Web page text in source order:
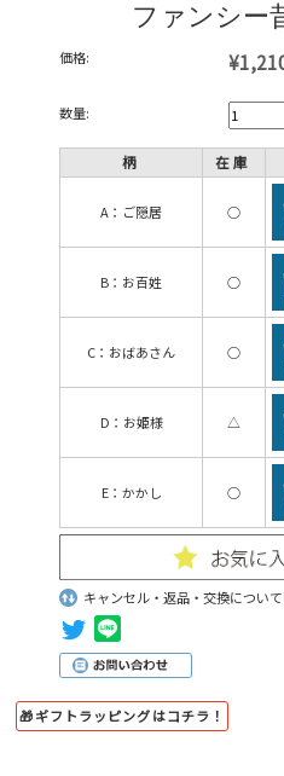
ファンシー
価格:
数量:
柄 在庫
A：ご隠居 ○
B：お百姓 ○
C：おばあさん ○
D：お姫様 △
E：かかし ○
キャンセル・返品・交換につい
🎁ギフトラッピングはコチラ！